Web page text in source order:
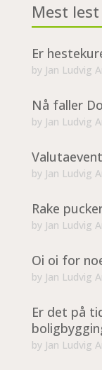
Mest
Er
by Jan Ludvig
Nå faller
by Jan Ludvig
by Jan Ludvig
Rake
by Jan Ludvig
Oi oi for
by Jan Ludvig
Er det på
by Jan Ludvig